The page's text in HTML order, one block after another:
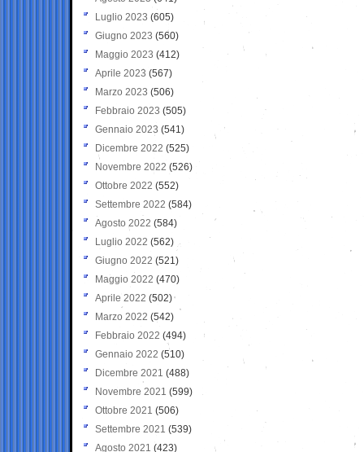
Luglio 2023 (605)
Giugno 2023 (560)
Maggio 2023 (412)
Aprile 2023 (567)
Marzo 2023 (506)
Febbraio 2023 (505)
Gennaio 2023 (541)
Dicembre 2022 (525)
Novembre 2022 (526)
Ottobre 2022 (552)
Settembre 2022 (584)
Agosto 2022 (584)
Luglio 2022 (562)
Giugno 2022 (521)
Maggio 2022 (470)
Aprile 2022 (502)
Marzo 2022 (542)
Febbraio 2022 (494)
Gennaio 2022 (510)
Dicembre 2021 (488)
Novembre 2021 (599)
Ottobre 2021 (506)
Settembre 2021 (539)
Agosto 2021 (423)